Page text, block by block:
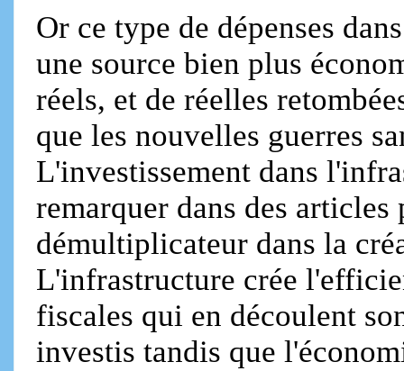
Or ce type de dépenses
une source bien plus
réels, et de réelles
que les nouvelles guerres
L'investissement dans
remarquer dans des articles
démultiplicateur dans la
L'infrastructure crée
fiscales qui en découlent
investis tandis que